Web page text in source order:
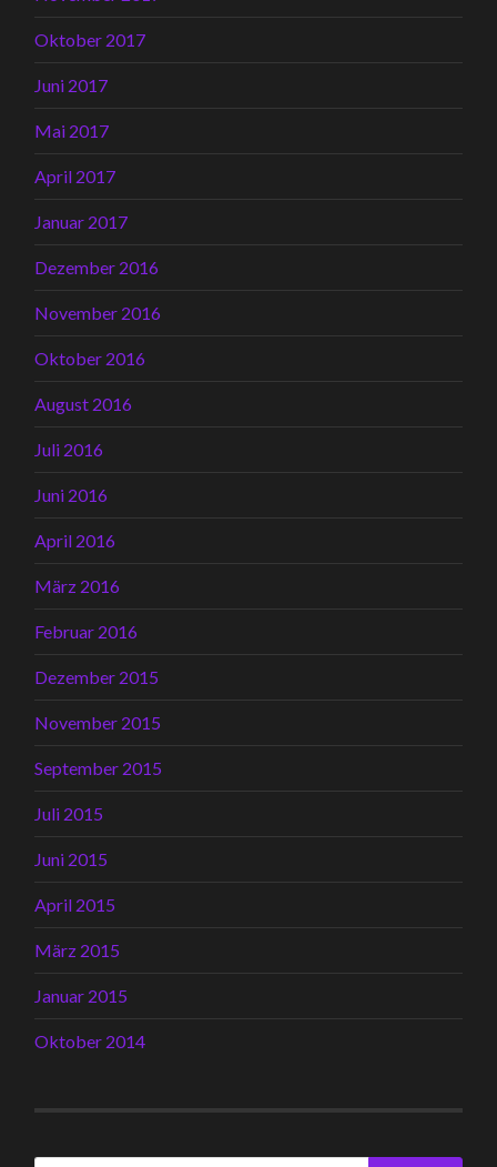
Oktober 2017
Juni 2017
Mai 2017
April 2017
Januar 2017
Dezember 2016
November 2016
Oktober 2016
August 2016
Juli 2016
Juni 2016
April 2016
März 2016
Februar 2016
Dezember 2015
November 2015
September 2015
Juli 2015
Juni 2015
April 2015
März 2015
Januar 2015
Oktober 2014